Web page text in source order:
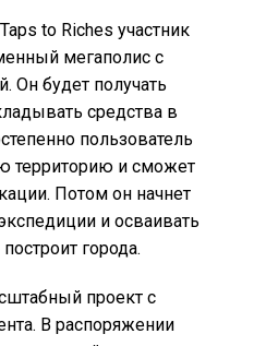
to Riches участник
мегаполис с
Он будет получать
средства в
пользователь
территорию и сможет
Потом он начнет
и осваивать
города.
проект с
В распоряжении